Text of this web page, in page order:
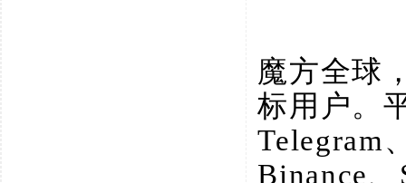
魔方全球
标用户。
Telegram
Binance